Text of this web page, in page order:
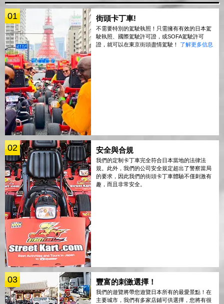
01 街頭卡丁車!
不需要特別的駕駛執照！只需擁有有效的日本駕
駛執照、國際駕駛許可證，或SOFA駕駛許可
證，就可以在東京街頭盡情駕駛！ 了解更多信息
02 安全與合規
我們的定制卡丁車完全符合日本當地的法律法
規。此外，我們的公司安全規定超出了警察當局
的要求，因此我們的街頭卡丁車體驗不僅刺激有
趣，而且非常安全。
03 豐富的刺激選擇！
我們的遊覽將帶您遊覽日本所有的最愛景點！在
主要城市，我們有多家店鋪可供選擇，您將有很